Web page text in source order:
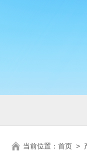
当前位置： 首页 >